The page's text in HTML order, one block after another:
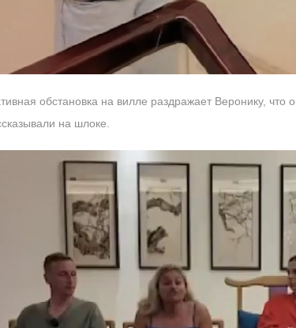
обстановка на вилле раздражает Веронику,
на шлоке.